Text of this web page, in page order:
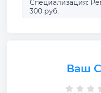
Специализация:
300 руб.
Ваш